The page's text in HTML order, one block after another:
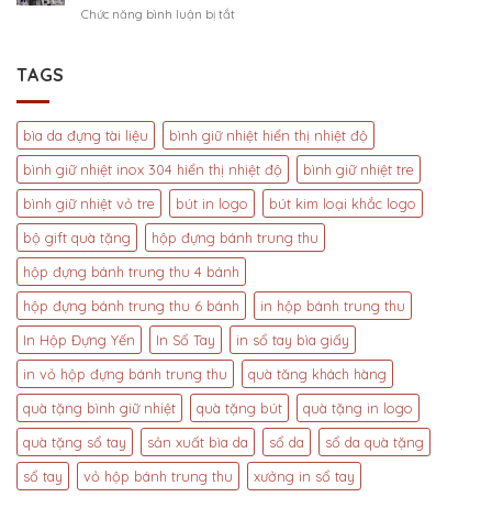
Logo
Chất
Lượng,
Bút
Gỗ
Khắc
Tên
Độc
Đáo
Chức năng bình luận bị tắtở
Cầu
–
Dịch
Vụ
In
Bút
Bi
Nhựa
Giá
Rẻ
TAGS
bìa da đựng tài liệu
bình giữ nhiệt hiển thị nhiệt độ
bình giữ nhiệt inox 304 hiển thị nhiệt độ
bình giữ nhiệt tre
bình giữ nhiệt vỏ tre
bút in logo
bút kim loại khắc logo
bộ gift quà tặng
hộp đựng bánh trung thu
hộp đựng bánh trung thu 4 bánh
hộp đựng bánh trung thu 6 bánh
in hộp bánh trung thu
In Hộp Đựng Yến
In Sổ Tay
in sổ tay bìa giấy
in vỏ hộp đựng bánh trung thu
quà tăng khách hàng
quà tặng bình giữ nhiệt
quà tặng bút
quà tặng in logo
quà tặng sổ tay
sản xuất bìa da sổ da
sổ da quà tặng
sổ tay
vỏ hộp bánh trung thu xưởng in sổ tay